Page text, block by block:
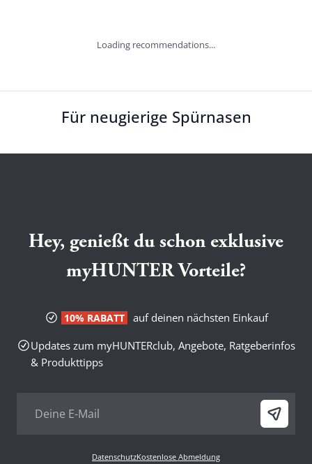
Loading recommendations...
Für neugierige Spürnasen
Hey, genießt du schon exklusive
myHUNTER Vorteile?
10% RABATT
auf deinen nächsten Einkauf
Updates zum myHUNTERclub, Angebote, Ratgeberinfos
& Produkttipps
DatenschutzKostenlose Abmeldung